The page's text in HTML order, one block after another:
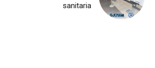
sanitaria